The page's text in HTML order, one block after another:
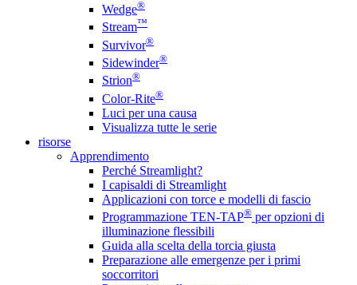
Wedge®
Stream™
Survivor®
Sidewinder®
Strion®
Color-Rite®
Luci per una causa
Visualizza tutte le serie
risorse
Apprendimento
Perché Streamlight?
I capisaldi di Streamlight
Applicazioni con torce e modelli di fascio
Programmazione TEN-TAP® per opzioni di
illuminazione flessibili
Guida alla scelta della torcia giusta
Preparazione alle emergenze per i primi
soccorritori